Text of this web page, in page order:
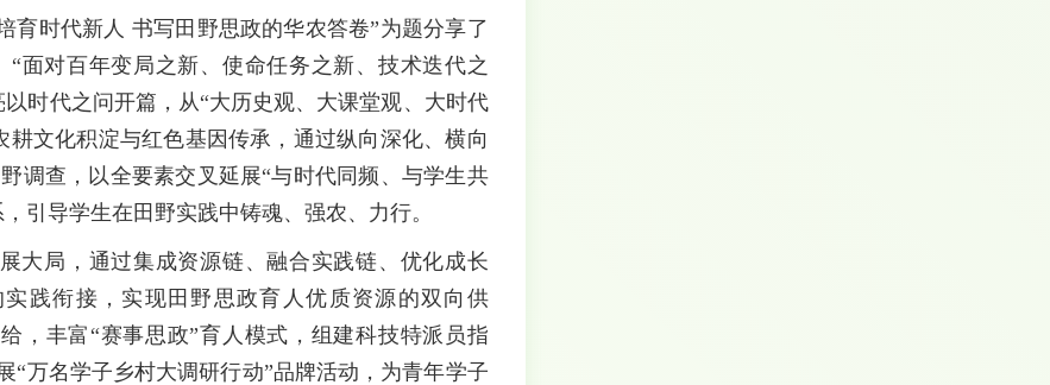
育时代新人 书写田野思政的华农答卷”为题分享了
面对百年变局之新、使命任务之新、技术迭代之
时代之问开篇，从“大历史观、大课堂观、大时代
文化积淀与红色基因传承，通过纵向深化、横向
调查，以全要素交叉延展“与时代同频、与学生共
引导学生在田野实践中铸魂、强农、力行。
大局，通过集成资源链、融合实践链、优化成长
践衔接，实现田野思政育人优质资源的双向供
，丰富“赛事思政”育人模式，组建科技特派员指
“万名学子乡村大调研行动”品牌活动，为青年学子